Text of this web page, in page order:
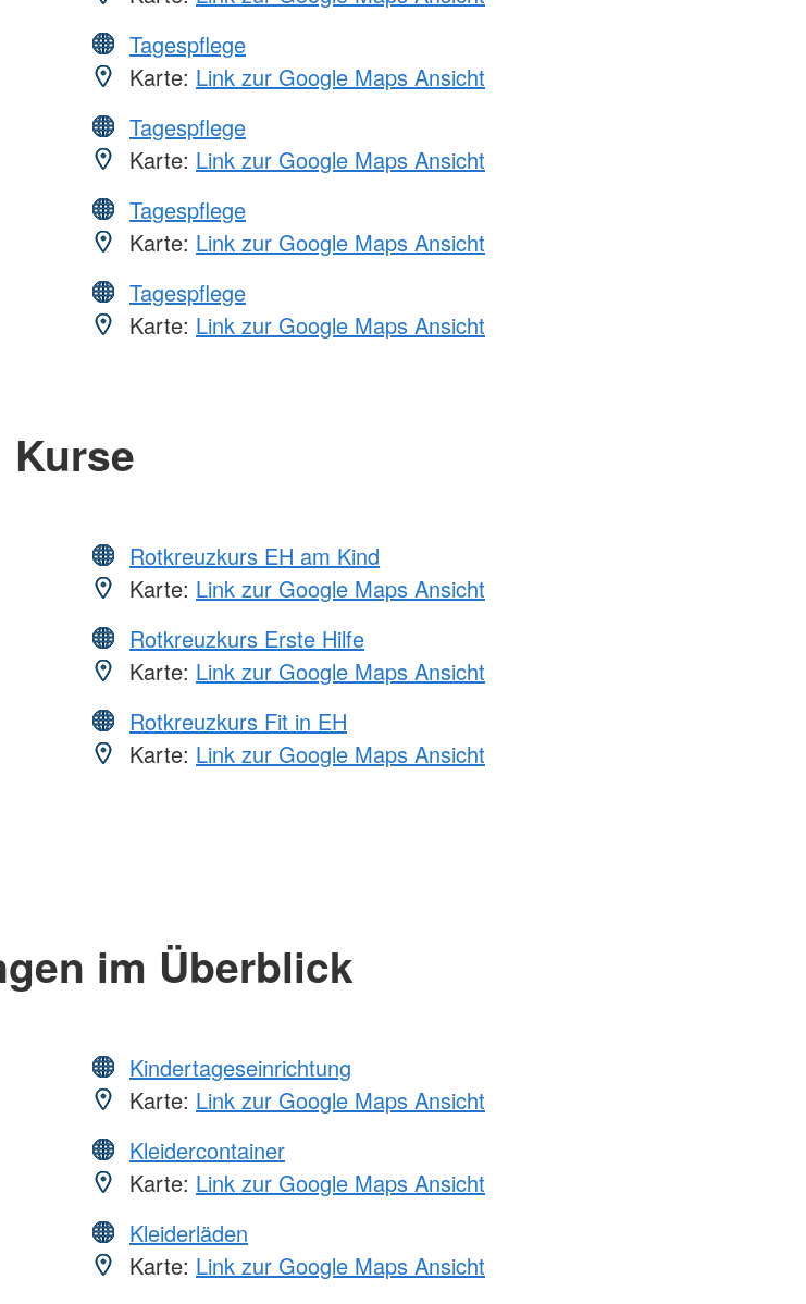
Tagespflege
Karte: Link zur Google Maps Ansicht
Tagespflege
Karte: Link zur Google Maps Ansicht
Tagespflege
Karte: Link zur Google Maps Ansicht
Tagespflege
Karte: Link zur Google Maps Ansicht
Kurse
Rotkreuzkurs EH am Kind
Karte: Link zur Google Maps Ansicht
Rotkreuzkurs Erste Hilfe
Karte: Link zur Google Maps Ansicht
Rotkreuzkurs Fit in EH
Karte: Link zur Google Maps Ansicht
im Überblick
Kindertageseinrichtung
Karte: Link zur Google Maps Ansicht
Kleidercontainer
Karte: Link zur Google Maps Ansicht
Kleiderläden
Karte: Link zur Google Maps Ansicht